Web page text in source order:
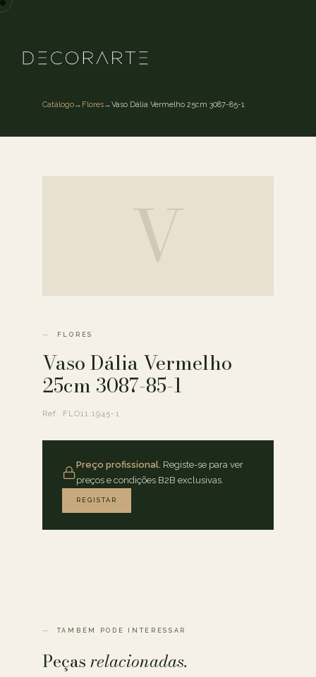
Catálogo→ Flores→Vaso Dália Vermelho 25cm 3087-85-1
V
FLORES
Vaso Dália Vermelho
25cm 3087-85-1
Ref. FLO11.1945-1
Preço profissional. Registe-se para ver
preços e condições B2B exclusivas.
REGISTAR
TAMBÉM PODE INTERESSAR
Peçasrelacionadas.